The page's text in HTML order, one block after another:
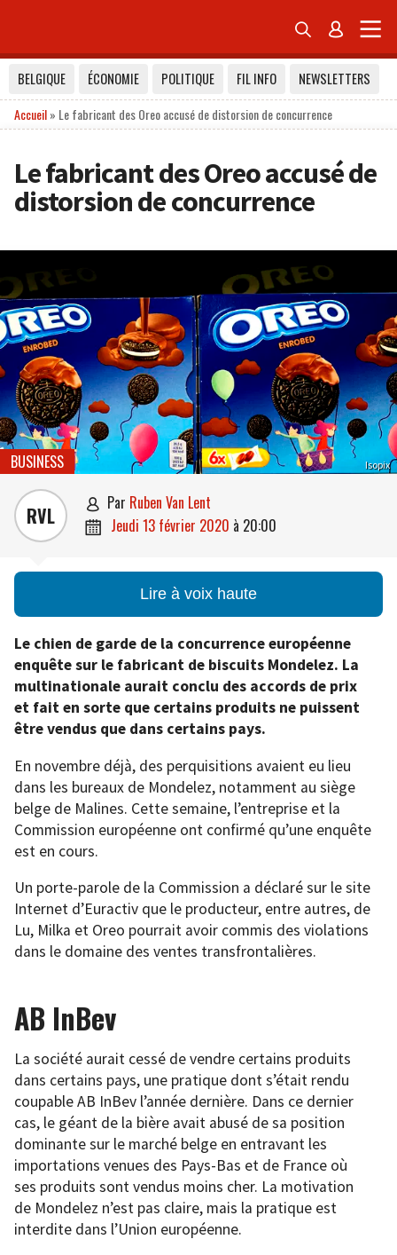
 
BELGIQUE ÉCONOMIE POLITIQUE FIL INFO
NEWSLETTERS
Accueil» Le fabricant des Oreo accusé de distorsion de concurrence
Le fabricant des Oreo accusé de
distorsion de concurrence
Isopix
BUSINESS
RVL  par Ruben Van Lent
 jeudi 13 février 2020 à 20:00
Lire à voix haute
Le chien de garde de la concurrence européenne
enquête sur le fabricant de biscuits Mondelez. La
multinationale aurait conclu des accords de prix
et fait en sorte que certains produits ne puissent
être vendus que dans certains pays.
En novembre déjà, des perquisitions avaient eu lieu
dans les bureaux de Mondelez, notamment au siège
belge de Malines. Cette semaine, l’entreprise et la
Commission européenne ont confirmé qu’une enquête
est en cours.
Un porte-parole de la Commission a déclaré sur le site
Internet d’Euractiv que le producteur, entre autres, de
Lu, Milka et Oreo pourrait avoir commis des violations
dans le domaine des ventes transfrontalières.
AB InBev
La société aurait cessé de vendre certains produits
dans certains pays, une pratique dont s’était rendu
coupable AB InBev l’année dernière. Dans ce dernier
cas, le géant de la bière avait abusé de sa position
dominante sur le marché belge en entravant les
importations venues des Pays-Bas et de France où
ses produits sont vendus moins cher. La motivation
de Mondelez n’est pas claire, mais la pratique est
interdite dans l’Union européenne.